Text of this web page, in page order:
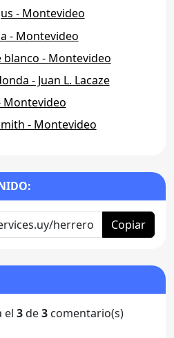
- Montevideo
- Montevideo
blanco - Montevideo
- Juan L. Lacaze
Montevideo
- Montevideo
Copiar
el 3de3 comentario(s)